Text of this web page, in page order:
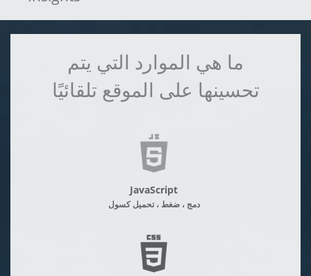
ما هي الموارد التي يتم
تحسينها على الموقع تلقائيًا
JavaScript
دمج ، ضغط ، تحميل كسول